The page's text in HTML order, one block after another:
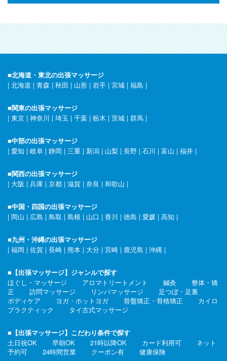
■北海道・東北の出張マッサージ
| 北海道 | 青森 | 秋田 | 山形 | 岩手 | 宮城 | 福島 |
■関東の出張マッサージ
| 東京 | 神奈川 | 埼玉 | 千葉 | 栃木 | 茨城 | 群馬 |
■中部の出張マッサージ
| 愛知 | 岐阜 | 静岡 | 三重 | 新潟 | 山梨 | 長野 | 石川 | 富山 | 福井 |
■関西の出張マッサージ
| 大阪 | 兵庫 | 京都 | 滋賀 | 奈良 | 和歌山 |
■中国・四国の出張マッサージ
| 岡山 | 広島 | 鳥取 | 島根 | 山口 | 香川 | 徳島 | 愛媛 | 高知 |
■九州・沖縄の出張マッサージ
| 福岡 | 佐賀 | 長崎 | 熊本 | 大分 | 宮崎 | 鹿児島 | 沖縄 |
■【出張マッサージ】ジャンルで探す
ほぐし・マッサージ
アロマトリートメント 鍼灸
整体・矯
正
訪問マッサージ リンパマッサージ
足つぼ・足裏
ボディケア
ヨガ・ホットヨガ 骨盤矯正・骨格矯正
カイロ
プラクティック
タイ古式マッサージ
■【出張マッサージ】こだわり条件で探す
土日祝OK
早朝OK 21時以降OK カード利用可
ネット
予約可
24時間営業 クーポン有 健康保険